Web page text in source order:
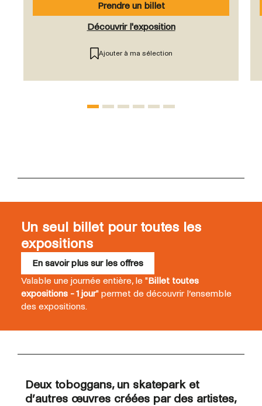
Prendre un billet
Découvrir l'exposition
Ajouter à ma sélection
Un seul billet pour toutes les
expositions
En savoir plus sur les offres
Valable une journée entière, le "Billet toutes
expositions - 1 jour" permet de découvrir l’ensemble
des expositions.
Deux toboggans, un skatepark et
d’autres œuvres créées par des artistes,